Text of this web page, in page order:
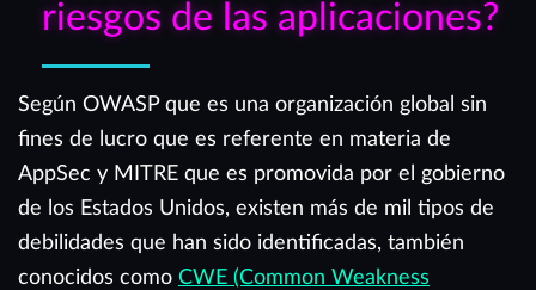
riesgos de las aplicaciones?
Según OWASP que es una organización global sin
fines de lucro que es referente en materia de
AppSec y MITRE que es promovida por el gobierno
de los Estados Unidos, existen más de mil tipos de
debilidades que han sido identificadas, también
conocidos como CWE (Common Weakness